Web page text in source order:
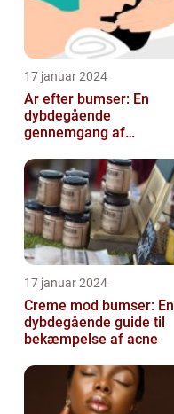
17 januar 2024
Ar efter bumser: En
dybdegående
gennemgang af
og forebyggelse
17 januar 2024
Creme mod bumser: En
dybdegående guide til
bekæmpelse af acne